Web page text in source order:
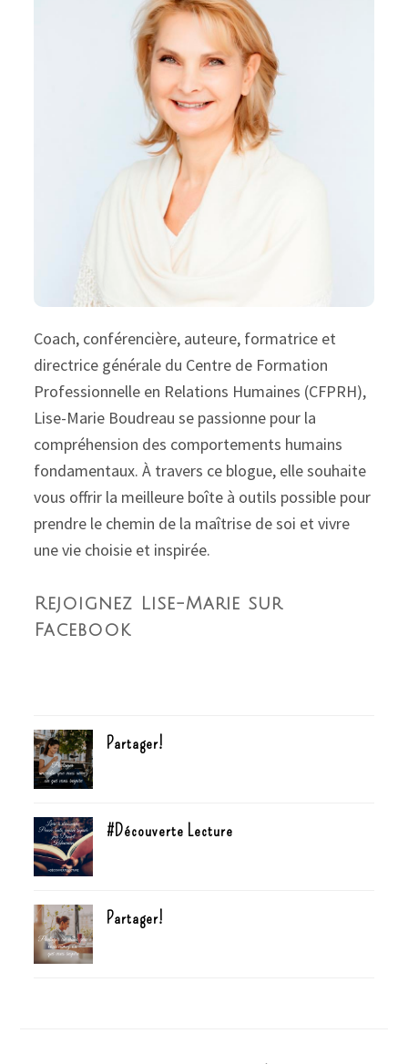
Coach, conférencière, auteure, formatrice et
directrice générale du Centre de Formation
Professionnelle en Relations Humaines (CFPRH),
Lise-Marie Boudreau se passionne pour la
compréhension des comportements humains
fondamentaux. À travers ce blogue, elle souhaite
vous offrir la meilleure boîte à outils possible pour
prendre le chemin de la maîtrise de soi et vivre
une vie choisie et inspirée.
Rejoignez Lise-Marie sur
Facebook
Partager!
#Découverte Lecture
Partager!